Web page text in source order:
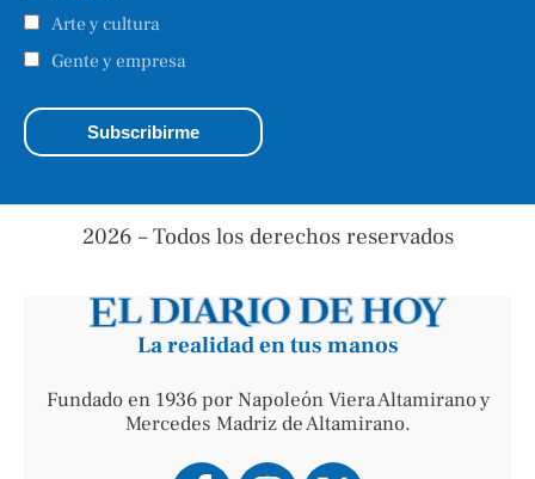
Arte y cultura
Gente y empresa
2026 – Todos los derechos reservados
La realidad en tus manos
Fundado en 1936 por Napoleón Viera Altamirano y
Mercedes Madriz de Altamirano.